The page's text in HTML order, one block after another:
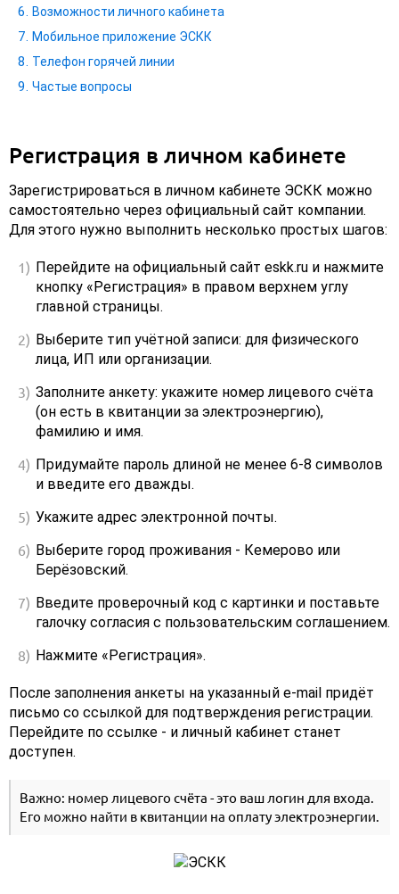
Возможности личного кабинета
Мобильное приложение ЭСКК
Телефон горячей линии
Частые вопросы
Регистрация в личном кабинете
Зарегистрироваться в личном кабинете ЭСКК можно
самостоятельно через официальный сайт компании.
Для этого нужно выполнить несколько простых шагов:
Перейдите на официальный сайт eskk.ru и нажмите
кнопку «Регистрация» в правом верхнем углу
главной страницы.
Выберите тип учётной записи: для физического
лица, ИП или организации.
Заполните анкету: укажите номер лицевого счёта
(он есть в квитанции за электроэнергию),
фамилию и имя.
Придумайте пароль длиной не менее 6-8 символов
и введите его дважды.
Укажите адрес электронной почты.
Выберите город проживания - Кемерово или
Берёзовский.
Введите проверочный код с картинки и поставьте
галочку согласия с пользовательским соглашением.
Нажмите «Регистрация».
После заполнения анкеты на указанный e-mail придёт
письмо со ссылкой для подтверждения регистрации.
Перейдите по ссылке - и личный кабинет станет
доступен.
Важно: номер лицевого счёта - это ваш логин для входа.
Его можно найти в квитанции на оплату электроэнергии.